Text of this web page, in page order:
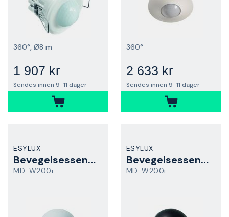
360°, Ø8 m
1 907 kr
Sendes innen 9-11 dager
360°
2 633 kr
Sendes innen 9-11 dager
ESYLUX
Bevegelsessensor
MD-W200i
ESYLUX
Bevegelsessensor
MD-W200i